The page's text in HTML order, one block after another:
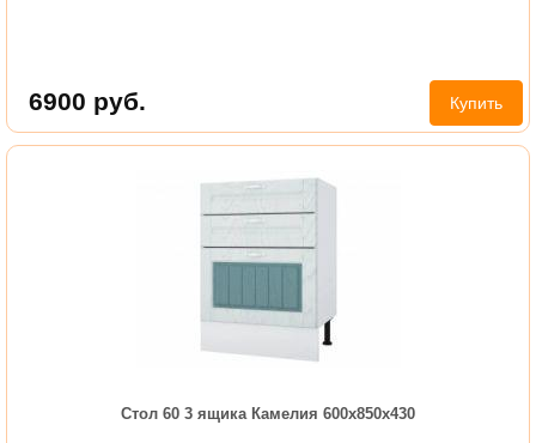
6900 руб. Купить
Стол 60 3 ящика Камелия 600х850х430